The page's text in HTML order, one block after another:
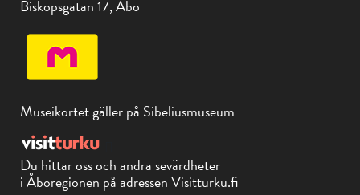
Biskopsgatan 17, Åbo
Museikortet gäller på Sibeliusmuseum
Du hittar oss och andra sevärdheter
i Åboregionen på adressen Visitturku.fi